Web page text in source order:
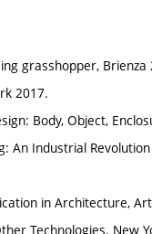
grasshopper, Brienza
2017.
Body, Object,
An Industrial
in Architecture,
Technologies. New